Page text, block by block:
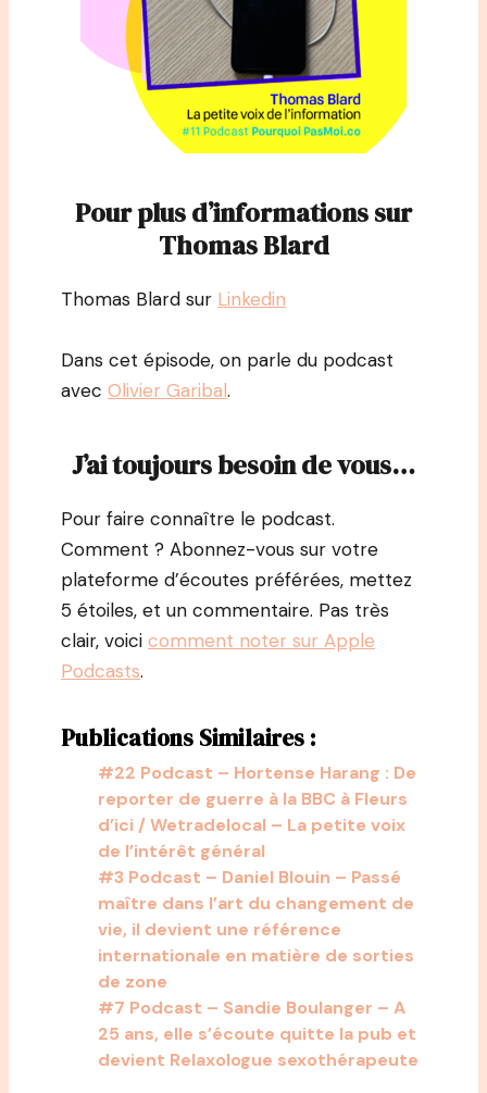
Pour plus d’informations sur
Thomas Blard
Thomas Blard sur Linkedin
Dans cet épisode, on parle du podcast
avec Olivier Garibal.
J’ai toujours besoin de vous…
Pour faire connaître le podcast.
Comment ? Abonnez-vous sur votre
plateforme d’écoutes préférées, mettez
5 étoiles, et un commentaire. Pas très
clair, voici comment noter sur Apple
Podcasts.
Publications Similaires :
#22 Podcast – Hortense Harang : De
reporter de guerre à la BBC à Fleurs
d’ici / Wetradelocal – La petite voix
de l’intérêt général
#3 Podcast – Daniel Blouin – Passé
maître dans l’art du changement de
vie, il devient une référence
internationale en matière de sorties
de zone
#7 Podcast – Sandie Boulanger – A
25 ans, elle s’écoute quitte la pub et
devient Relaxologue sexothérapeute